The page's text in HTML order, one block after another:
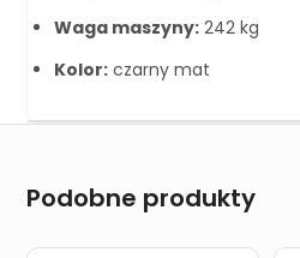
Waga maszyny: 242 kg
Kolor: czarny mat
Podobne produkty